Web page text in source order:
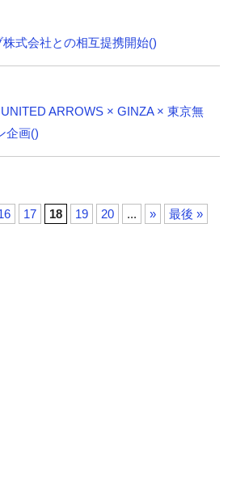
式会社との相互提携開始()
ARROWS × GINZA × 東京無
企画()
17 18 19 20 ... » 最後 »